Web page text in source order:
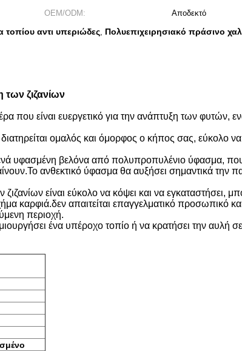
OEM/ODM:
Αποδεκτό
αντι υπεριώδες, Πολυεπιχειρησιακό πράσινο
ζιζανίων
που είναι ευεργετικό για την ανάπτυξη των φυτών,
ομαλός και όμορφος ο κήπος σας, εύκολο
υφασμένη βελόνα από πολυπροπυλένιο ύφασμα, που
ανθεκτικό ύφασμα θα αυξήσει σημαντικά την
είναι εύκολο να κόψει και να εγκαταστήσει,
καρφιά.δεν απαιτείται επαγγελματικό προσωπικό
περιοχή.
ένα υπέροχο τοπίο ή να κρατήσει την αυλή